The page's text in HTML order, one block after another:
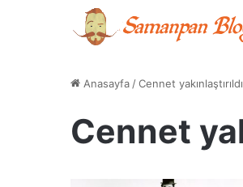
Anasayfa /Cennet
Cennet